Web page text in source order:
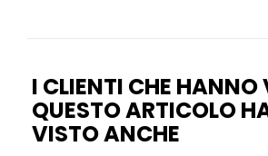
I CLIENTI CHE HANNO
QUESTO ARTICOLO
VISTO ANCHE